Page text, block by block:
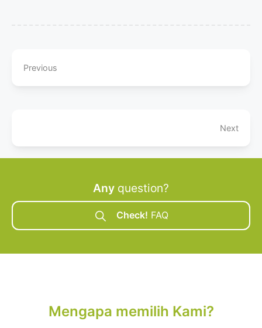
Previous
Next
Any question?
Check! FAQ
Mengapa memilih Kami?